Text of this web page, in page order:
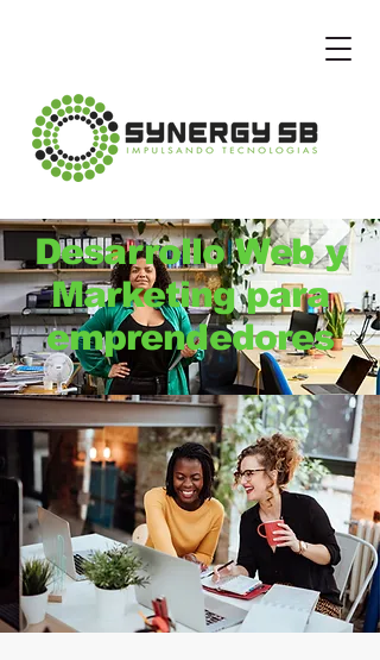
Desarrollo Web y
Marketing para
emprendedores